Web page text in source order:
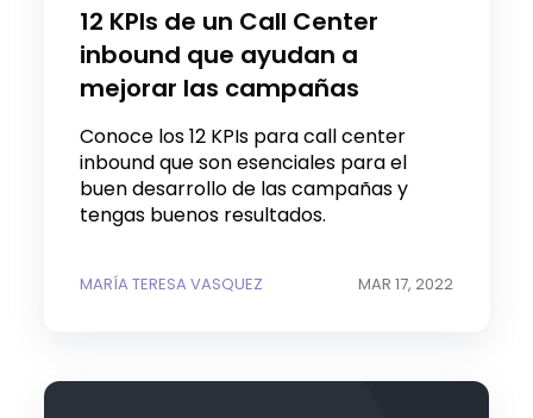
12 KPIs de un Call Center
inbound que ayudan a
mejorar las campañas
Conoce los 12 KPIs para call center
inbound que son esenciales para el
buen desarrollo de las campañas y
tengas buenos resultados.
MARÍA TERESA VASQUEZ MAR 17, 2022